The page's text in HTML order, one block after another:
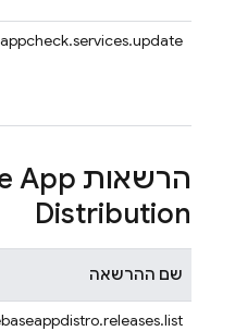
הרשאות App
Distribution
שם ההרשאה